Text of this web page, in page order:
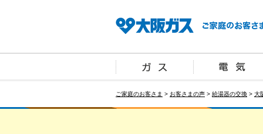
ご家庭のお客さま > お客さまの声 > 給湯器の交換 > 大